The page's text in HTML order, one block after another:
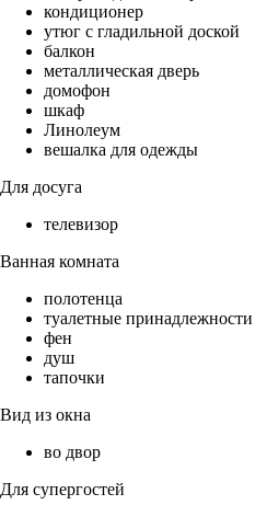
кондиционер
утюг с гладильной доской
балкон
металлическая дверь
домофон
шкаф
Линолеум
вешалка для одежды
Для досуга
телевизор
Ванная комната
полотенца
туалетные принадлежности
фен
душ
тапочки
Вид из окна
во двор
Для супергостей